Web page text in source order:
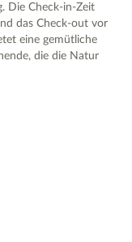
Die Check-in-Zeit
das Check-out vor
eine gemütliche
die die Natur